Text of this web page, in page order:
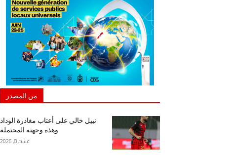
من المصدر
نبيل خالي على أعتاب مغادرة الوداد
وهذه وجهته المحتملة
غشت 8, 2026